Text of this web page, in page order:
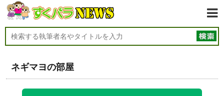
ネギマヨの部屋